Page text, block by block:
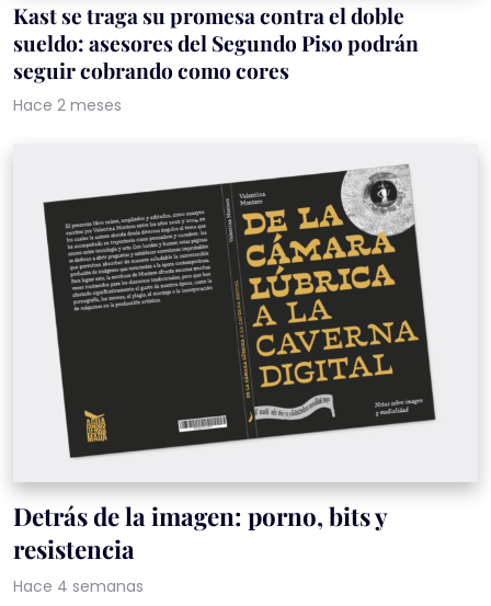
Kast se traga su promesa contra el doble
sueldo: asesores del Segundo Piso podrán
seguir cobrando como cores
Hace 2 meses
Detrás de la imagen: porno, bits y
resistencia
Hace 4 semanas